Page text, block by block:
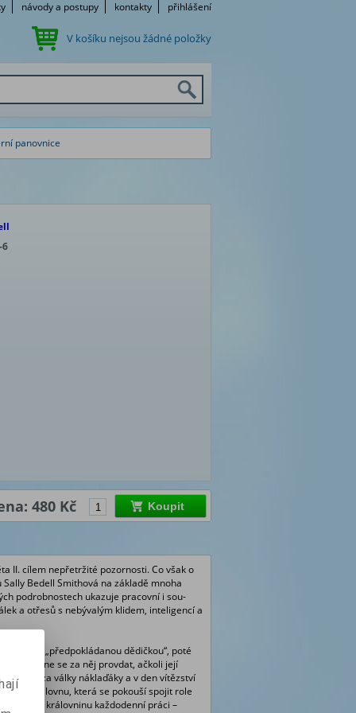
návody a postupy kontakty přihlášení
V košíku nejsou žádné položky
panovnice
6
480 Kč Koupit
II. cílem nepřetržité pozornosti. Co však o
Bedell Smithová na základě mnoha
podrobnostech ukazuje pracovní i sou­
a otřesů s nebývalým kli­dem, inteligencí a
stane „předpokládanou dědičkou“, poté
rozhodne se za něj provdat, ačkoli její
za války náklaďáky a v den vítěz­ství
královnu, která se pokouší spojit role
popisuje krá­lovninu každodenní práci –